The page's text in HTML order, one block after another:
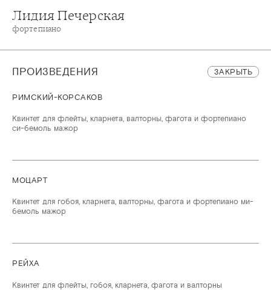
Лидия Печерская
фортепиано
ПРОИЗВЕДЕНИЯ ЗАКРЫТЬ
РИМСКИЙ-КОРСАКОВ
Квинтет для флейты, кларнета, валторны, фагота и фортепиано
си-бемоль мажор
МОЦАРТ
Квинтет для гобоя, кларнета, валторны, фагота и фортепиано ми-
бемоль мажор
РЕЙХА
Квинтет для флейты, гобоя, кларнета, фагота и валторны